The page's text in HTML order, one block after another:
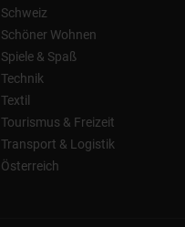
Schweiz
Schöner Wohnen
Spiele & Spaß
Technik
Textil
Tourismus & Freizeit
Transport & Logistik
Österreich